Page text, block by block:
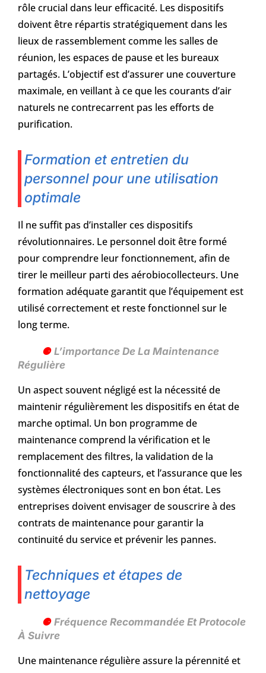
rôle crucial dans leur efficacité. Les dispositifs
doivent être répartis stratégiquement dans les
lieux de rassemblement comme les salles de
réunion, les espaces de pause et les bureaux
partagés. L’objectif est d’assurer une couverture
maximale, en veillant à ce que les courants d’air
naturels ne contrecarrent pas les efforts de
purification.
Formation et entretien du
personnel pour une utilisation
optimale
Il ne suffit pas d’installer ces dispositifs
révolutionnaires. Le personnel doit être formé
pour comprendre leur fonctionnement, afin de
tirer le meilleur parti des aérobiocollecteurs. Une
formation adéquate garantit que l’équipement est
utilisé correctement et reste fonctionnel sur le
long terme.
L’importance De La Maintenance
Régulière
Un aspect souvent négligé est la nécessité de
maintenir régulièrement les dispositifs en état de
marche optimal. Un bon programme de
maintenance comprend la vérification et le
remplacement des filtres, la validation de la
fonctionnalité des capteurs, et l’assurance que les
systèmes électroniques sont en bon état. Les
entreprises doivent envisager de souscrire à des
contrats de maintenance pour garantir la
continuité du service et prévenir les pannes.
Techniques et étapes de
nettoyage
Fréquence Recommandée Et Protocole
À Suivre
Une maintenance régulière assure la pérennité et